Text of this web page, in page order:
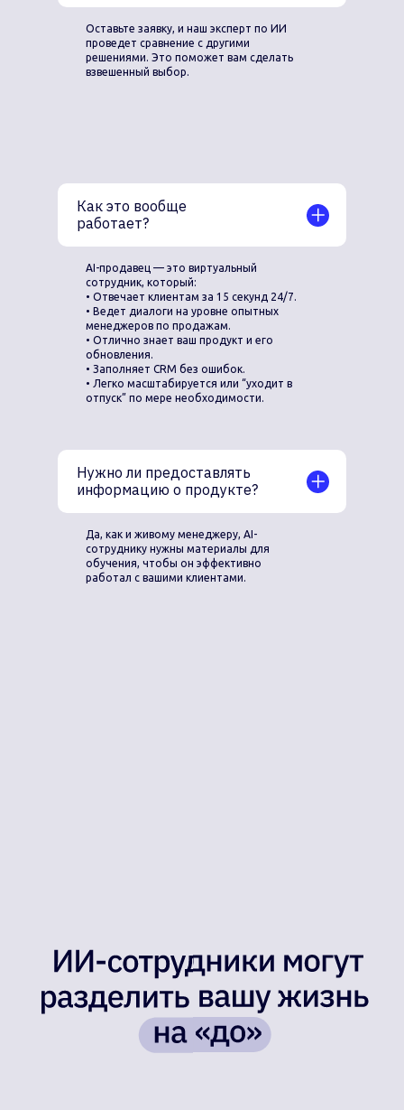
Оставьте заявку, и наш эксперт по ИИ
проведет сравнение с другими
решениями. Это поможет вам сделать
взвешенный выбор.
Как это вообще
работает?
AI-продавец — это виртуальный
сотрудник, который:
• Отвечает клиентам за 15 секунд 24/7.
• Ведет диалоги на уровне опытных
менеджеров по продажам.
• Отлично знает ваш продукт и его
обновления.
• Заполняет CRM без ошибок.
• Легко масштабируется или “уходит в
отпуск” по мере необходимости.
Нужно ли предоставлять
информацию о продукте?
Да, как и живому менеджеру, AI-
сотруднику нужны материалы для
обучения, чтобы он эффективно
работал с вашими клиентами.